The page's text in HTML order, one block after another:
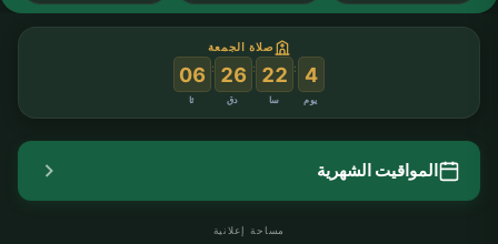
صلاة الجمعة
4
يوم
:
22
سا
:
26
دق
:
06
ثا
المواقيت الشهرية
مساحة إعلانية